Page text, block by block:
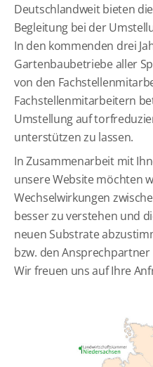
Deutschlandweit bieten
Begleitung bei der
In den kommenden drei
Gartenbaubetriebe aller
von den
Fachstellenmitarbeitern
Umstellung auf
unterstützen zu lassen.
In Zusammenarbeit mit
unsere Website möchten
Wechselwirkungen
besser zu verstehen und
neuen Substrate
bzw. den
Wir freuen uns auf Ihre